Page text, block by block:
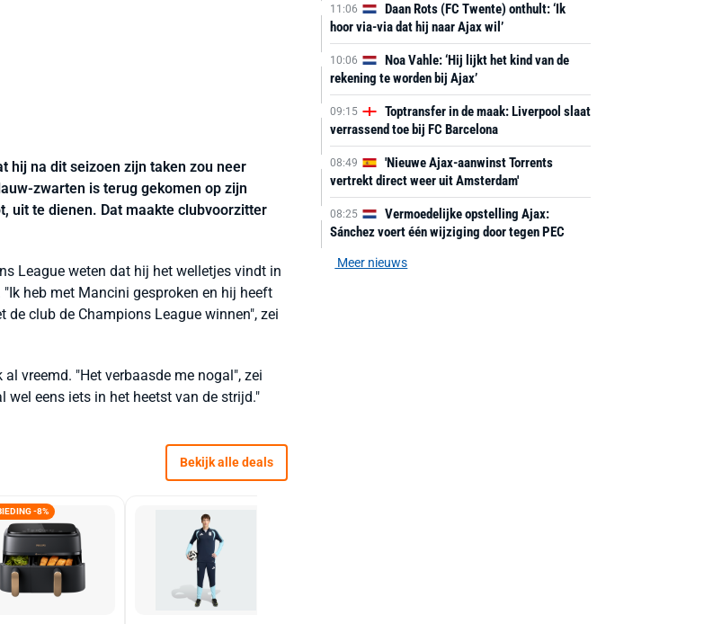
hij na dit seizoen zijn taken zou neer
zwarten is terug gekomen op zijn
uit te dienen. Dat maakte clubvoorzitter
League weten dat hij het welletjes vindt in
heb met Mancini gesproken en hij heeft
club de Champions League winnen", zei
vreemd. "Het verbaasde me nogal", zei
wel eens iets in het heetst van de strijd."
Bekijk alle deals
-8%
11:06
Daan Rots (FC Twente) onthult: ‘Ik
hoor via-via dat hij naar Ajax wil’
10:06
Noa Vahle: ‘Hij lijkt het kind van de
rekening te worden bij Ajax’
09:15
Toptransfer in de maak: Liverpool slaat
verrassend toe bij FC Barcelona
08:49
'Nieuwe Ajax-aanwinst Torrents
vertrekt direct weer uit Amsterdam'
08:25
Vermoedelijke opstelling Ajax:
Sánchez voert één wijziging door tegen PEC
Meer nieuws